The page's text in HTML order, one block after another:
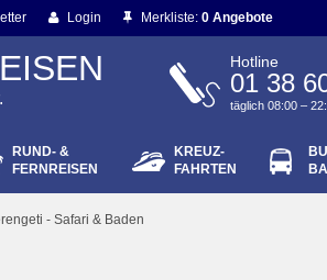
Login
Passwort vergessen?
Merkliste: 0 Angebote
Hotline
01 38
täglich 08:00 –
RUND- &
FERNREISEN
KREUZ-
FAHRTEN
- Safari & Baden